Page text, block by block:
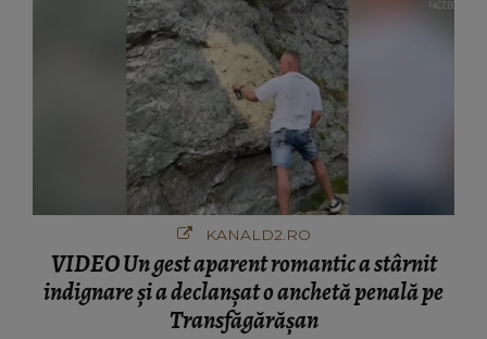
KANALD2.RO
VIDEO Un gest aparent romantic a stârnit
indignare și a declanșat o anchetă penală pe
Transfăgărășan